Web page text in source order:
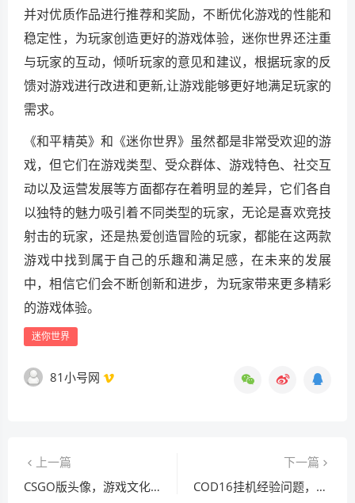
并对优质作品进行推荐和奖励，不断优化游戏的性能和
稳定性，为玩家创造更好的游戏体验，迷你世界还注重
与玩家的互动，倾听玩家的意见和建议，根据玩家的反
馈对游戏进行改进和更新,让游戏能够更好地满足玩家的
需求。
《和平精英》和《迷你世界》虽然都是非常受欢迎的游
戏，但它们在游戏类型、受众群体、游戏特色、社交互
动以及运营发展等方面都存在着明显的差异，它们各自
以独特的魅力吸引着不同类型的玩家，无论是喜欢竞技
射击的玩家，还是热爱创造冒险的玩家，都能在这两款
游戏中找到属于自己的乐趣和满足感，在未来的发展
中，相信它们会不断创新和进步，为玩家带来更多精彩
的游戏体验。
迷你世界
81小号网
上一篇
CSGO版头像，游戏文化里的独特印记
下一篇
COD16挂机经验问题，机制剖析与模式选择